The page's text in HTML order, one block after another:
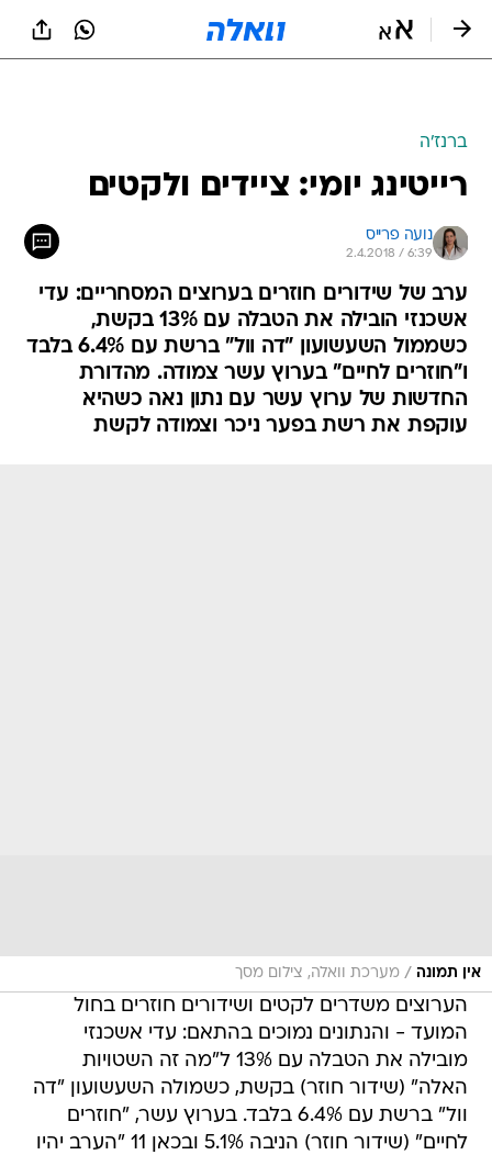
ברנז'ה
רייטינג יומי: ציידים ולקטים
נועה פרייס
2.4.2018 / 6:39
ערב של שידורים חוזרים בערוצים המסחריים: עדי
אשכנזי הובילה את הטבלה עם 13% בקשת,
כשממול השעשועון "דה וול" ברשת עם 6.4% בלבד
ו"חוזרים לחיים" בערוץ עשר צמודה. מהדורת
החדשות של ערוץ עשר עם נתון נאה כשהיא
עוקפת את רשת בפער ניכר וצמודה לקשת
אין תמונה / מערכת וואלה, צילום מסך
הערוצים משדרים לקטים ושידורים חוזרים בחול
המועד - והנתונים נמוכים בהתאם: עדי אשכנזי
מובילה את הטבלה עם 13% ל"מה זה השטויות
האלה" (שידור חוזר) בקשת, כשמולה השעשועון "דה
וול" ברשת עם 6.4% בלבד. בערוץ עשר, "חוזרים
לחיים" (שידור חוזר) הניבה 5.1% ובכאן 11 "הערב יהיו